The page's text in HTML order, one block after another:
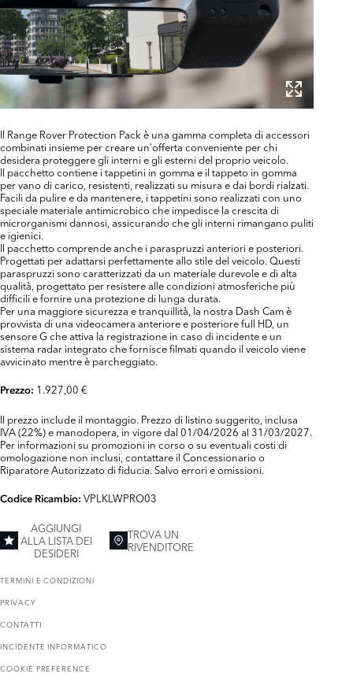
Il Range Rover Protection Pack è una gamma completa di accessori
combinati insieme per creare un'offerta conveniente per chi
desidera proteggere gli interni e gli esterni del proprio veicolo.
Il pacchetto contiene i tappetini in gomma e il tappeto in gomma
per vano di carico, resistenti, realizzati su misura e dai bordi rialzati.
Facili da pulire e da mantenere, i tappetini sono realizzati con uno
speciale materiale antimicrobico che impedisce la crescita di
microrganismi dannosi, assicurando che gli interni rimangano puliti
e igienici.
Il pacchetto comprende anche i paraspruzzi anteriori e posteriori.
Progettati per adattarsi perfettamente allo stile del veicolo. Questi
paraspruzzi sono caratterizzati da un materiale durevole e di alta
qualità, progettato per resistere alle condizioni atmosferiche più
difficili e fornire una protezione di lunga durata.
Per una maggiore sicurezza e tranquillità, la nostra Dash Cam è
provvista di una videocamera anteriore e posteriore full HD, un
sensore G che attiva la registrazione in caso di incidente e un
sistema radar integrato che fornisce filmati quando il veicolo viene
avvicinato mentre è parcheggiato.
Prezzo: 1.927,00 €
Il prezzo include il montaggio. Prezzo di listino suggerito, inclusa
IVA (22%) e manodopera, in vigore dal 01/04/2026 al 31/03/2027.
Per informazioni su promozioni in corso o su eventuali costi di
omologazione non inclusi, contattare il Concessionario o
Riparatore Autorizzato di fiducia. Salvo errori e omissioni.
Codice Ricambio: VPLKLWPRO03
AGGIUNGI
ALLA LISTA DEI
DESIDERI
TROVA UN
RIVENDITORE
TERMINI E CONDIZIONI
PRIVACY
CONTATTI
INCIDENTE INFORMATICO
COOKIE PREFERENCE